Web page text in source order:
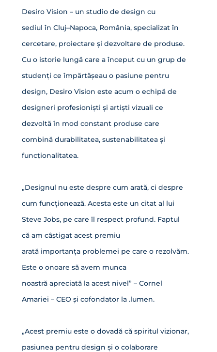
Desiro Vision – un studio de design cu
sediul în Cluj–Napoca, România, specializat în
cercetare, proiectare și dezvoltare de produse.
Cu o istorie lungă care a început cu un grup de
studenți ce împărtășeau o pasiune pentru
design, Desiro Vision este acum o echipă de
designeri profesioniști și artiști vizuali ce
dezvoltă în mod constant produse care
combină durabilitatea, sustenabilitatea și
funcționalitatea.
„Designul nu este despre cum arată, ci despre
cum funcționează. Acesta este un citat al lui
Steve Jobs, pe care îl respect profund. Faptul
că am câștigat acest premiu
arată importanța problemei pe care o rezolvăm.
Este o onoare să avem munca
noastră apreciată la acest nivel” – Cornel
Amariei – CEO și cofondator la .lumen.
„Acest premiu este o dovadă că spiritul vizionar,
pasiunea pentru design și o colaborare